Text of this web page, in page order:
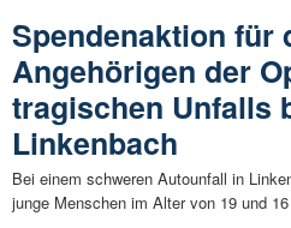
Spendenaktion für
Angehörigen der
tragischen Unfalls
Linkenbach
Bei einem schweren Autounfall in
junge Menschen im Alter von 19 und